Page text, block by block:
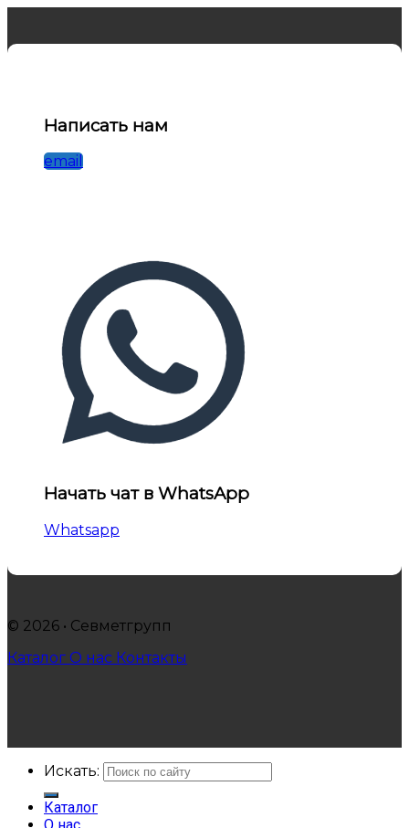
Написать нам
email
Начать чат в WhatsApp
Whatsapp
© 2026 • Севметгрупп
Каталог О нас Контакты
Искать:
Каталог